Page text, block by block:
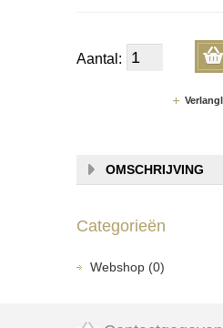
Aantal:
OMSCHRIJVING
Categorieën
Webshop (0)